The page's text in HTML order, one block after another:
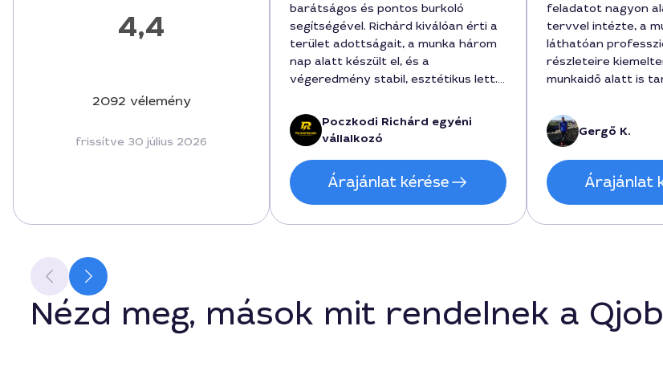
4,4
2092 vélemény
frissítve 30 július 2026
barátságos és pontos burkoló
segítségével. Richárd kiválóan érti a
terület adottságait, a munka három
nap alatt készült el, és a
végeredmény stabil, esztétikus lett.
tájékoztatott az anyagköltségről és
a hosszú távú karbantartásról; a
telepítés közben a folyamat
szabályosan, érthetően zajlott. A
feladat ára reálisan, előre
megállapított összeg volt forintban,
Poczkodi Richárd egyéni
vállalkozó
Árajánlat kérése
feladatot nagyon
tervvel intézte, a
láthatóan
részleteire
munkaidő alatt is
költség 32000
amit a helyszínen
számlával zártunk.
stabil, esztétikus
összhatást ad.
Gergő K.
Árajánlat
Nézd meg, mások mit rendelnek a